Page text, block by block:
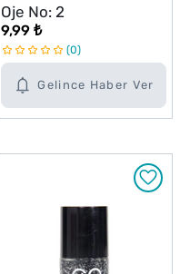
Gelince Haber Ver
Oje No: 2
9,99 ₺
0